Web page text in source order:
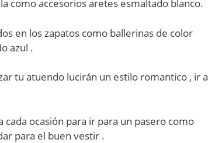
como accesorios aretes esmaltado blanco.
en los zapatos como ballerinas de color
azul .
tu atuendo lucirán un estilo romantico , ir a
ocasión para ir para un pasero como
para el buen vestir .